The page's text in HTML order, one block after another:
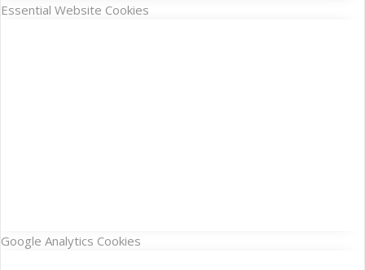
Essential Website Cookies
Google Analytics Cookies